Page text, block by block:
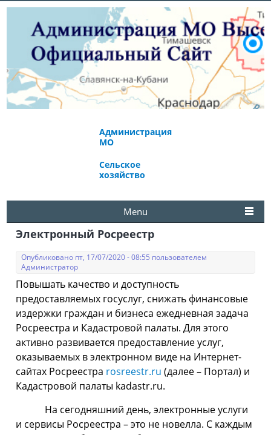
Администрация
МО
Сельское
хозяйство
Menu
Электронный Росреестр
Опубликовано пт, 17/07/2020 - 08:55 пользователем
Администратор
Повышать качество и доступность
предоставляемых госуслуг, снижать финансовые
издержки граждан и бизнеса ежедневная задача
Росреестра и Кадастровой палаты. Для этого
активно развивается предоставление услуг,
оказываемых в электронном виде на Интернет-
сайтах Росреестра rosreestr.ru (далее – Портал) и
Кадастровой палаты kadastr.ru.
На сегодняшний день, электронные услуги
и сервисы Росреестра – это не новелла. С каждым